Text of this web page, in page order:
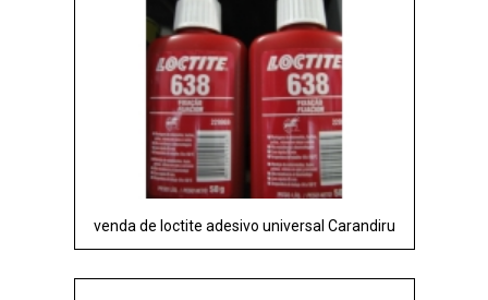
venda de loctite adesivo universal Carandiru